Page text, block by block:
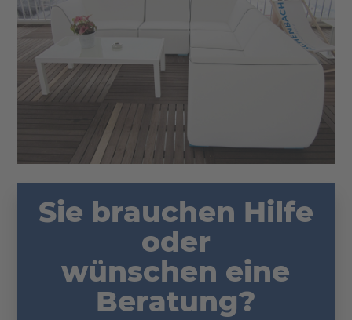
Sie brauchen Hilfe
oder
wünschen eine
Beratung?